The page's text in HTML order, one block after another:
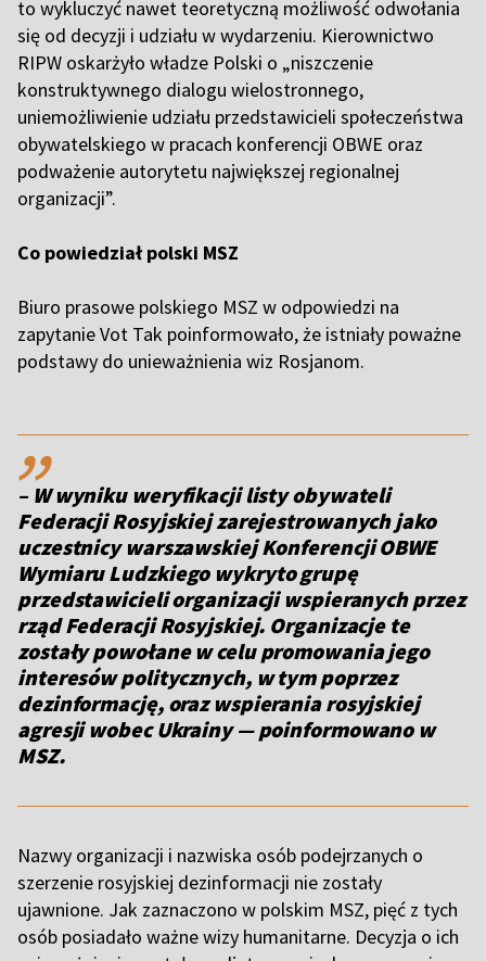
to wykluczyć nawet teoretyczną możliwość odwołania
się od decyzji i udziału w wydarzeniu. Kierownictwo
RIPW oskarżyło władze Polski o „niszczenie
konstruktywnego dialogu wielostronnego,
uniemożliwienie udziału przedstawicieli społeczeństwa
obywatelskiego w pracach konferencji OBWE oraz
podważenie autorytetu największej regionalnej
organizacji”.
Co powiedział polski MSZ
Biuro prasowe polskiego MSZ w odpowiedzi na
zapytanie Vot Tak poinformowało, że istniały poważne
podstawy do unieważnienia wiz Rosjanom.
,,
– W wyniku weryfikacji listy obywateli
Federacji Rosyjskiej zarejestrowanych jako
uczestnicy warszawskiej Konferencji OBWE
Wymiaru Ludzkiego wykryto grupę
przedstawicieli organizacji wspieranych przez
rząd Federacji Rosyjskiej. Organizacje te
zostały powołane w celu promowania jego
interesów politycznych, w tym poprzez
dezinformację, oraz wspierania rosyjskiej
agresji wobec Ukrainy — poinformowano w
MSZ.
Nazwy organizacji i nazwiska osób podejrzanych o
szerzenie rosyjskiej dezinformacji nie zostały
ujawnione. Jak zaznaczono w polskim MSZ, pięć z tych
osób posiadało ważne wizy humanitarne. Decyzja o ich